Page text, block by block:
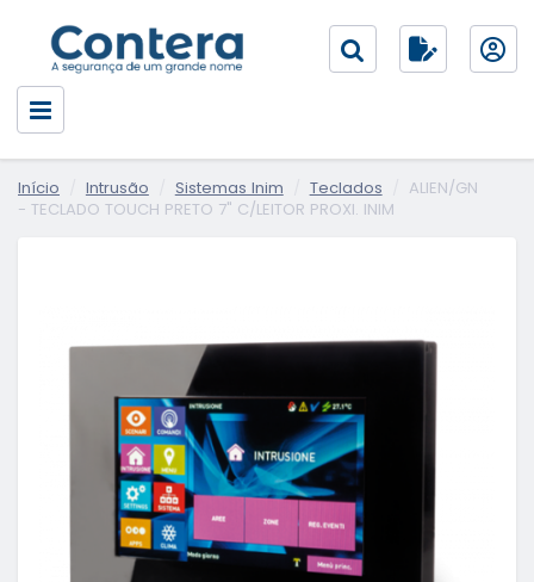
Início Intrusão Sistemas Inim Teclados
ALIEN/GN
- TECLADO TOUCH PRETO 7" C/LEITOR PROXI. INIM